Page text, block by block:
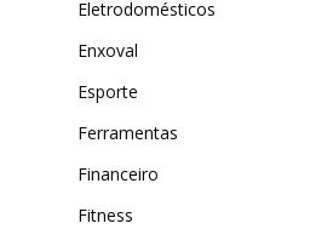
Eletrodomésticos
Enxoval
Esporte
Ferramentas
Financeiro
Fitness